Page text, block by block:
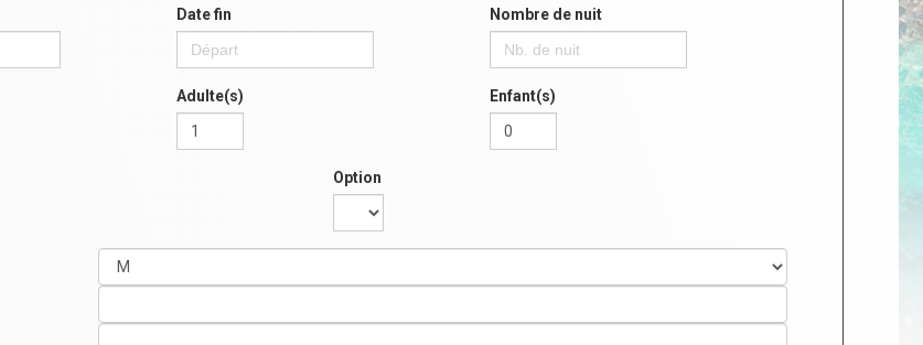
Date fin Nombre de nuit
Adulte(s) Enfant(s)
Option